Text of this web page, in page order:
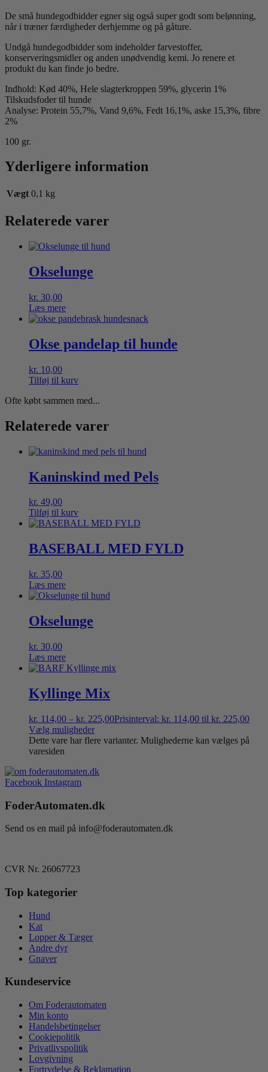
De små hundegodbidder egner sig også super godt som belønning,
når i træner færdigheder derhjemme og på gåture.
Undgå hundegodbidder som indeholder farvestoffer,
konserveringsmidler og anden unødvendig kemi. Jo renere et
produkt du kan finde jo bedre.
Indhold: Kød 40%, Hele slagterkroppen 59%, glycerin 1%
Tilskudsfoder til hunde
Analyse: Protein 55,7%, Vand 9,6%, Fedt 16,1%, aske 15,3%, fibre
2%
100 gr.
Yderligere information
Vægt 0,1 kg
Relaterede varer
Okselunge
kr. 30,00
Læs mere
Okse pandelap til hunde
kr. 10,00
Tilføj til kurv
Ofte købt sammen med...
Relaterede varer
Kaninskind med Pels
kr. 49,00
Tilføj til kurv
BASEBALL MED FYLD
kr. 35,00
Læs mere
Okselunge
kr. 30,00
Læs mere
Kyllinge Mix
kr. 114,00 – kr. 225,00Prisinterval: kr. 114,00 til kr. 225,00
Vælg muligheder
Dette vare har flere varianter. Mulighederne kan vælges på
varesiden
Facebook Instagram
FoderAutomaten.dk
Send os en mail på info@foderautomaten.dk
CVR Nr. 26067723
Top kategorier
Hund
Kat
Lopper & Tæger
Andre dyr
Gnaver
Kundeservice
Om Foderautomaten
Min konto
Handelsbetingelser
Cookiepolitik
Privatlivspolitik
Lovgivning
Fortrydelse & Reklamation